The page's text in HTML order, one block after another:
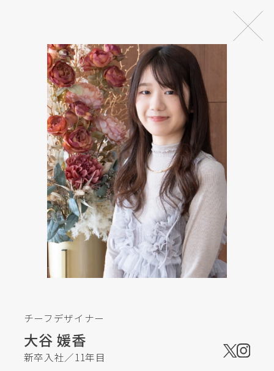
Member’s Voice
先輩インタビュー
チーフデザイナー
大谷 媛香
新卒入社／11年目